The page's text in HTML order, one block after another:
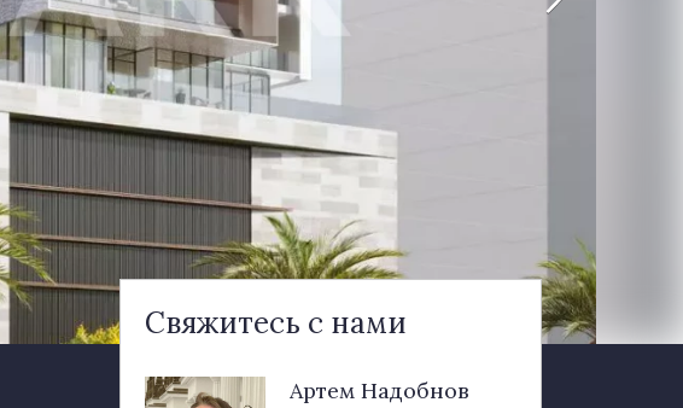
Свяжитесь с нами
Артем Надобнов